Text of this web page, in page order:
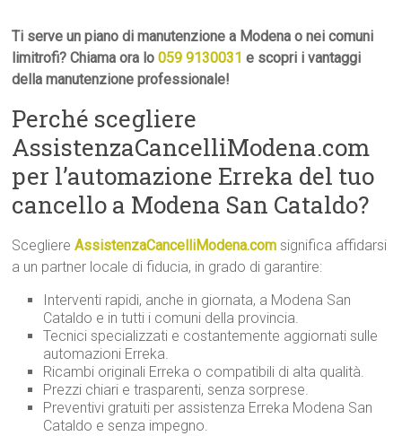
Ti serve un piano di manutenzione a Modena o nei comuni
limitrofi? Chiama ora lo059 9130031 e scopri i vantaggi
della manutenzione professionale!
Perché scegliere
AssistenzaCancelliModena.com
per l’automazione Erreka del tuo
cancello a Modena San Cataldo?
ScegliereAssistenzaCancelliModena.com significa affidarsi
a un partner locale di fiducia, in grado di garantire:
Interventi rapidi, anche in giornata, a Modena San
Cataldo e in tutti i comuni della provincia.
Tecnici specializzati e costantemente aggiornati sulle
automazioni Erreka.
Ricambi originali Erreka o compatibili di alta qualità.
Prezzi chiari e trasparenti, senza sorprese.
Preventivi gratuiti per assistenza Erreka Modena San
Cataldo e senza impegno.